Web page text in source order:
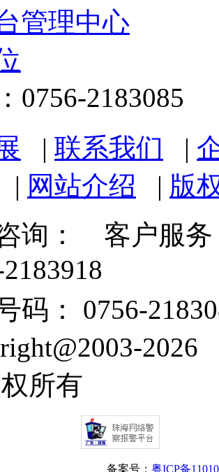
管理中心
0756-2183085
| 联系我们 |
| 网站介绍 | 版
询：
客户服务
码： 0756-
所有
备案号： 粤ICP备